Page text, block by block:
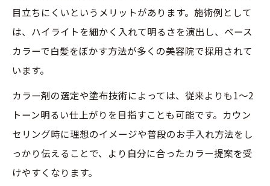
目立ちにくいというメリットがあります。施術例として
は、ハイライトを細かく入れて明るさを演出し、ベース
カラーで白髪をぼかす方法が多くの美容院で採用されて
います。
カラー剤の選定や塗布技術によっては、従来よりも1～2
トーン明るい仕上がりを目指すことも可能です。カウン
セリング時に理想のイメージや普段のお手入れ方法をし
っかり伝えることで、より自分に合ったカラー提案を受
けやすくなります。